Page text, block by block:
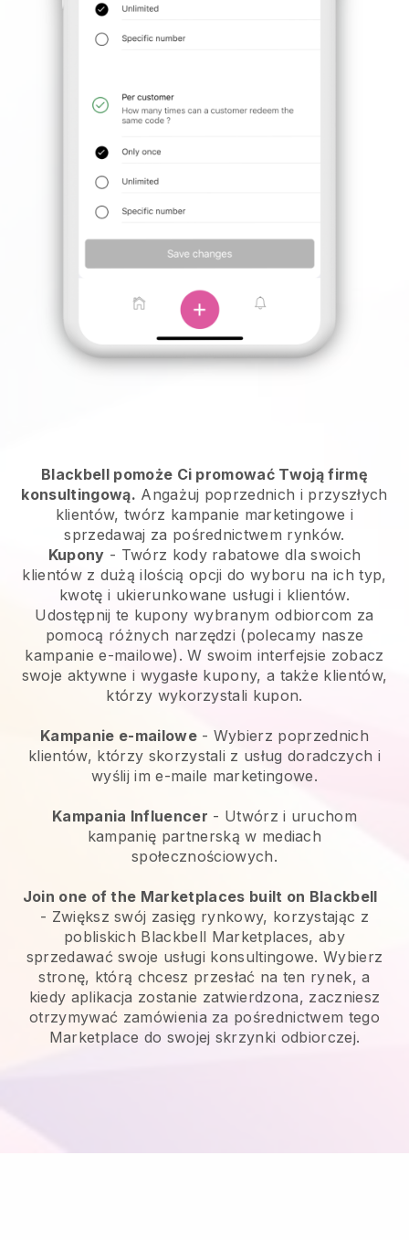
Blackbell pomoże Ci promować Twoją firmę
konsultingową. Angażuj poprzednich i przyszłych
klientów, twórz kampanie marketingowe i
sprzedawaj za pośrednictwem rynków.
Kupony - Twórz kody rabatowe dla swoich
klientów z dużą ilością opcji do wyboru na ich typ,
kwotę i ukierunkowane usługi i klientów.
Udostępnij te kupony wybranym odbiorcom za
pomocą różnych narzędzi (polecamy nasze
kampanie e-mailowe). W swoim interfejsie zobacz
swoje aktywne i wygasłe kupony, a także klientów,
którzy wykorzystali kupon.
Kampanie e-mailowe- Wybierz poprzednich
klientów, którzy skorzystali z usług doradczych i
wyślij im e-maile marketingowe.
Kampania Influencer - Utwórz i uruchom
kampanię partnerską w mediach
społecznościowych.
Join one of the Marketplaces built on Blackbell
- Zwiększ swój zasięg rynkowy, korzystając z
pobliskich Blackbell Marketplaces, aby
sprzedawać swoje usługi konsultingowe. Wybierz
stronę, którą chcesz przesłać na ten rynek, a
kiedy aplikacja zostanie zatwierdzona, zaczniesz
otrzymywać zamówienia za pośrednictwem tego
Marketplace do swojej skrzynki odbiorczej.